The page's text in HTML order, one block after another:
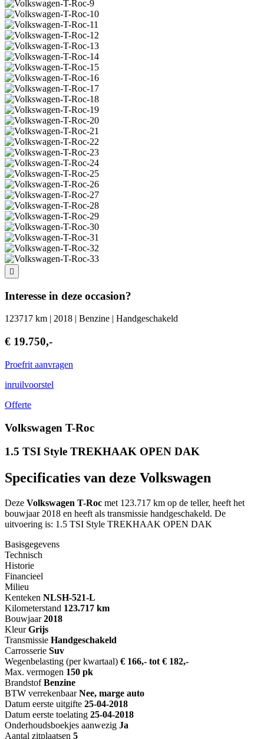
Interesse in deze occasion?
123717 km | 2018 | Benzine | Handgeschakeld
€ 19.750,-
Proefrit aanvragen
inruilvoorstel
Offerte
Volkswagen T-Roc
1.5 TSI Style TREKHAAK OPEN DAK
Specificaties van deze Volkswagen
Deze Volkswagen T-Roc met 123.717 km op de teller, heeft het
bouwjaar 2018 en heeft als transmissie handgeschakeld. De
uitvoering is: 1.5 TSI Style TREKHAAK OPEN DAK
Basisgegevens
Technisch
Historie
Financieel
Milieu
Kenteken NLSH-521-L
Kilometerstand 123.717 km
Bouwjaar 2018
Kleur Grijs
Transmissie Handgeschakeld
Carrosserie Suv
Wegenbelasting (per kwartaal) € 166,- tot € 182,-
Max. vermogen 150 pk
Brandstof Benzine
BTW verrekenbaar Nee, marge auto
Datum eerste uitgifte 25-04-2018
Datum eerste toelating 25-04-2018
Onderhoudsboekjes aanwezig Ja
Aantal zitplaatsen 5